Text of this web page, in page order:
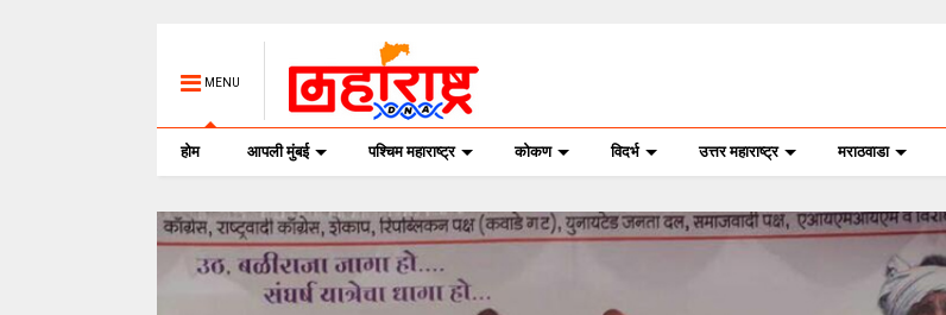
MENU
होम आपली मुंबई पश्चिम महाराष्ट्र कोकण विदर्भ उत्तर महाराष्ट्र मराठवाडा